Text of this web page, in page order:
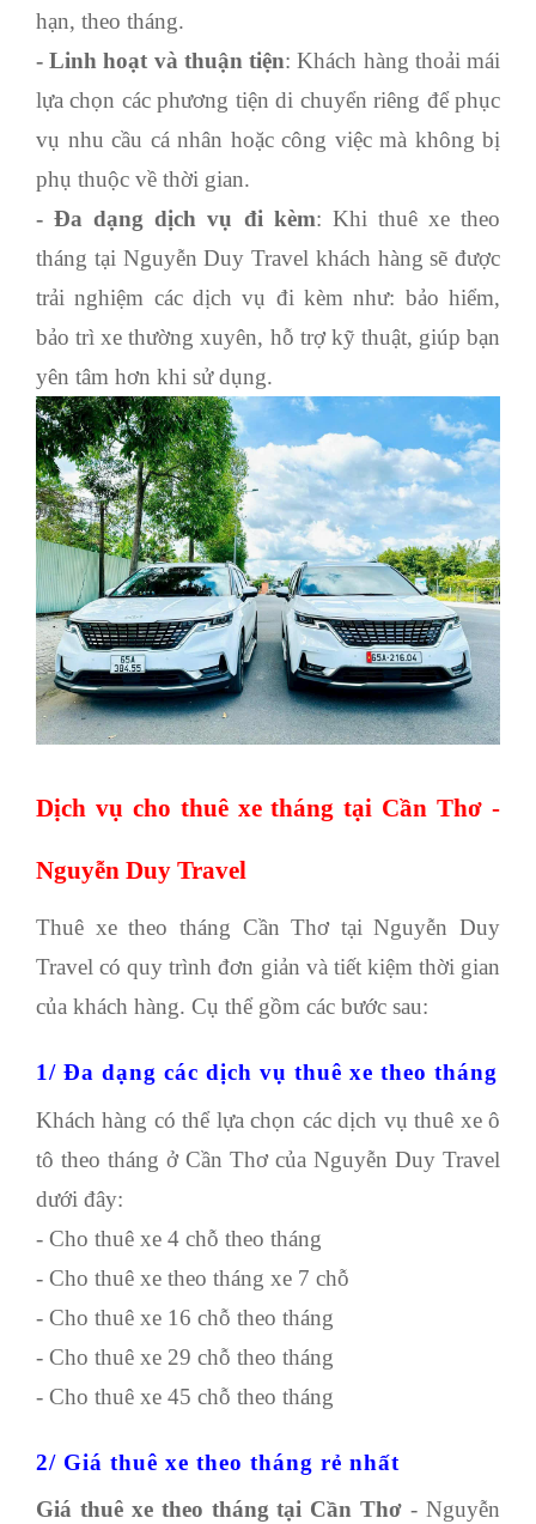
hạn, theo tháng.
- Linh hoạt và thuận tiện: Khách hàng thoải mái
lựa chọn các phương tiện di chuyển riêng để phục
vụ nhu cầu cá nhân hoặc công việc mà không bị
phụ thuộc về thời gian.
- Đa dạng dịch vụ đi kèm: Khi thuê xe theo
tháng tại Nguyễn Duy Travel khách hàng sẽ được
trải nghiệm các dịch vụ đi kèm như: bảo hiểm,
bảo trì xe thường xuyên, hỗ trợ kỹ thuật, giúp bạn
yên tâm hơn khi sử dụng.
Dịch vụ cho thuê xe tháng tại Cần Thơ -
Nguyễn Duy Travel
Thuê xe theo tháng Cần Thơ tại Nguyễn Duy
Travel có quy trình đơn giản và tiết kiệm thời gian
của khách hàng. Cụ thể gồm các bước sau:
1/ Đa dạng các dịch vụ thuê xe theo tháng
Khách hàng có thể lựa chọn các dịch vụ thuê xe ô
tô theo tháng ở Cần Thơ của Nguyễn Duy Travel
dưới đây:
- Cho thuê xe 4 chỗ theo tháng
- Cho thuê xe theo tháng xe 7 chỗ
- Cho thuê xe 16 chỗ theo tháng
- Cho thuê xe 29 chỗ theo tháng
- Cho thuê xe 45 chỗ theo tháng
2/ Giá thuê xe theo tháng rẻ nhất
Giá thuê xe theo tháng tại Cần Thơ - Nguyễn